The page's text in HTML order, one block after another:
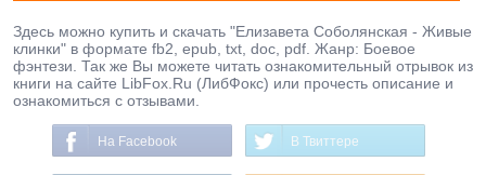
Здесь можно купить и скачать "Елизавета Соболянская - Живые
клинки" в формате fb2, epub, txt, doc, pdf. Жанр: Боевое
фэнтези. Так же Вы можете читать ознакомительный отрывок из
книги на сайте LibFox.Ru (ЛибФокс) или прочесть описание и
ознакомиться с отзывами.
На Facebook В Твиттере